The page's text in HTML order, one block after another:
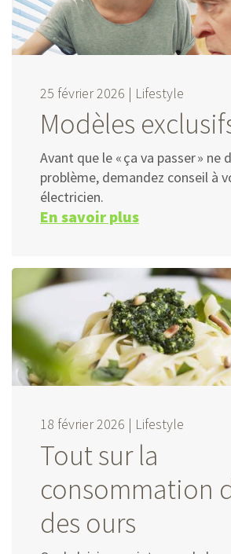
25 février 2026 | Lifestyle
Modèles
Avant que le « ça va passer » ne
problème, demandez conseil à
électricien.
En savoir plus
18 février 2026 | Lifestyle
Tout sur la
consommation
des ours